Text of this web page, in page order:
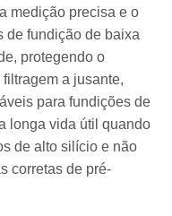
medição precisa e o
de fundição de baixa
protegendo o
a jusante,
para fundições de
longa vida útil quando
de alto silício e não
corretas de pré-